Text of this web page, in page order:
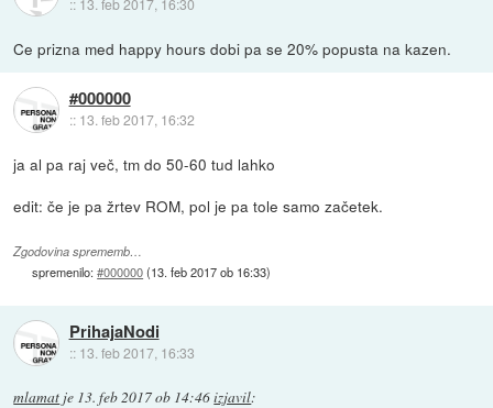
:: 13. feb 2017, 16:30
Ce prizna med happy hours dobi pa se 20% popusta na kazen.
#000000
:: 13. feb 2017, 16:32
ja al pa raj več, tm do 50-60 tud lahko
edit: če je pa žrtev ROM, pol je pa tole samo začetek.
Zgodovina sprememb…
spremenilo:#000000(13. feb 2017 ob 16:33)
PrihajaNodi
:: 13. feb 2017, 16:33
mlamat je 13. feb 2017 ob 14:46izjavil: